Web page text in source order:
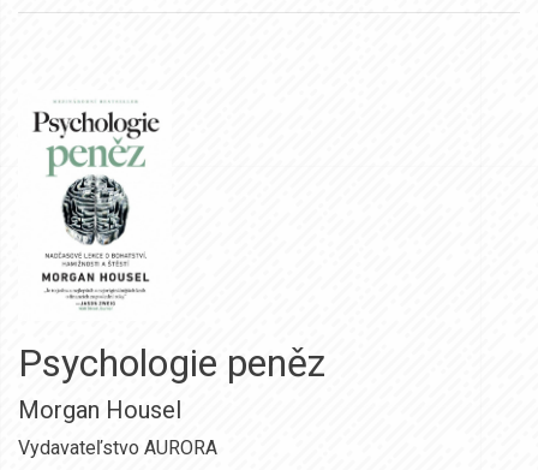
Psychologie peněz
Morgan Housel
Vydavateľstvo AURORA